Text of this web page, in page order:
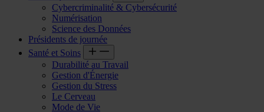
Cybercriminalité & Cybersécurité
Numérisation
Science des Données
Présidents de journée
Santé et Soins
Durabilité au Travail
Gestion d'Énergie
Gestion du Stress
Le Cerveau
Mode de Vie